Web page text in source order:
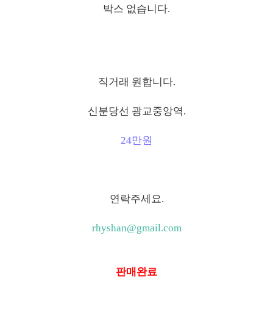
박스 없습니다.
직거래 원합니다.
신분당선 광교중앙역.
24만원
연락주세요.
rhyshan@gmail.com
판매완료